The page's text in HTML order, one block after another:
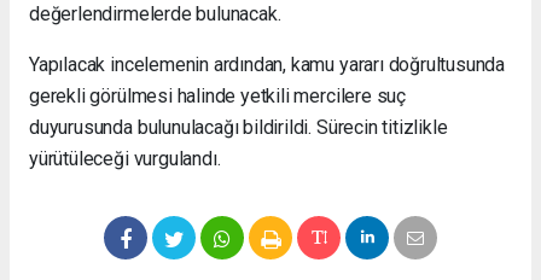
değerlendirmelerde bulunacak.
Yapılacak incelemenin ardından, kamu yararı doğrultusunda
gerekli görülmesi halinde yetkili mercilere suç
duyurusunda bulunulacağı bildirildi. Sürecin titizlikle
yürütüleceği vurgulandı.